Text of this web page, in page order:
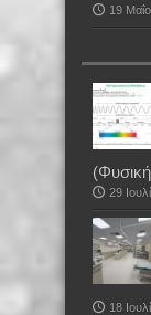
19
29
18